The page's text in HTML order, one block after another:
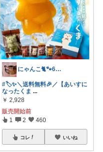
にゃんこ🐈🐾6日ｲｲﾈお休み🙏
#🏷️✨＼送料無料🎉／【あいすに
なったくま ...
￥ 2,928
販売開始前
1 2 460
コレ いいね